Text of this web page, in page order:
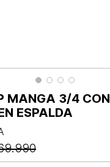
MANGA 3/4 CON
ESPALDA
.990